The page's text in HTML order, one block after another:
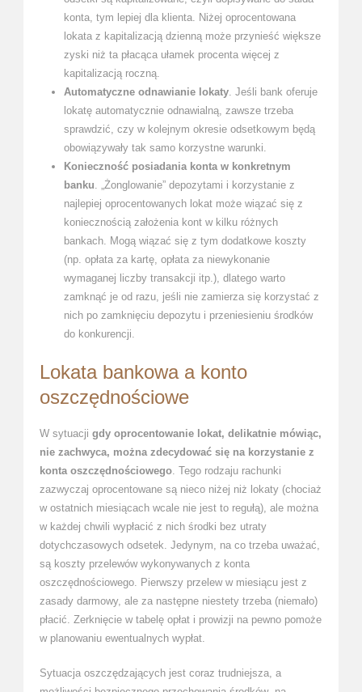
konta, tym lepiej dla klienta. Niżej oprocentowana
lokata z kapitalizacją dzienną może przynieść większe
zyski niż ta płacąca ułamek procenta więcej z
kapitalizacją roczną.
Automatyczne odnawianie lokaty. Jeśli bank oferuje
lokatę automatycznie odnawialną, zawsze trzeba
sprawdzić, czy w kolejnym okresie odsetkowym będą
obowiązywały tak samo korzystne warunki.
Konieczność posiadania konta w konkretnym
banku. „Żonglowanie” depozytami i korzystanie z
najlepiej oprocentowanych lokat może wiązać się z
koniecznością założenia kont w kilku różnych
bankach. Mogą wiązać się z tym dodatkowe koszty
(np. opłata za kartę, opłata za niewykonanie
wymaganej liczby transakcji itp.), dlatego warto
zamknąć je od razu, jeśli nie zamierza się korzystać z
nich po zamknięciu depozytu i przeniesieniu środków
do konkurencji.
Lokata bankowa a konto
oszczędnościowe
W sytuacji gdy oprocentowanie lokat, delikatnie mówiąc,
nie zachwyca, można zdecydować się na korzystanie z
konta oszczędnościowego. Tego rodzaju rachunki
zazwyczaj oprocentowane są nieco niżej niż lokaty (chociaż
w ostatnich miesiącach wcale nie jest to regułą), ale można
w każdej chwili wypłacić z nich środki bez utraty
dotychczasowych odsetek. Jedynym, na co trzeba uważać,
są koszty przelewów wykonywanych z konta
oszczędnościowego. Pierwszy przelew w miesiącu jest z
zasady darmowy, ale za następne niestety trzeba (niemało)
płacić. Zerknięcie w tabelę opłat i prowizji na pewno pomoże
w planowaniu ewentualnych wypłat.
Sytuacja oszczędzających jest coraz trudniejsza, a